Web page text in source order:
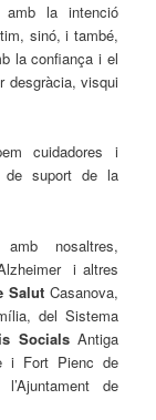
amb la intenció
sinó, i també,
la confiança i el
desgràcia, visqui
cuidadores i
de suport de la
nosaltres,
i altres
Salut Casanova,
del Sistema
Socials Antiga
i Fort Pienc de
de